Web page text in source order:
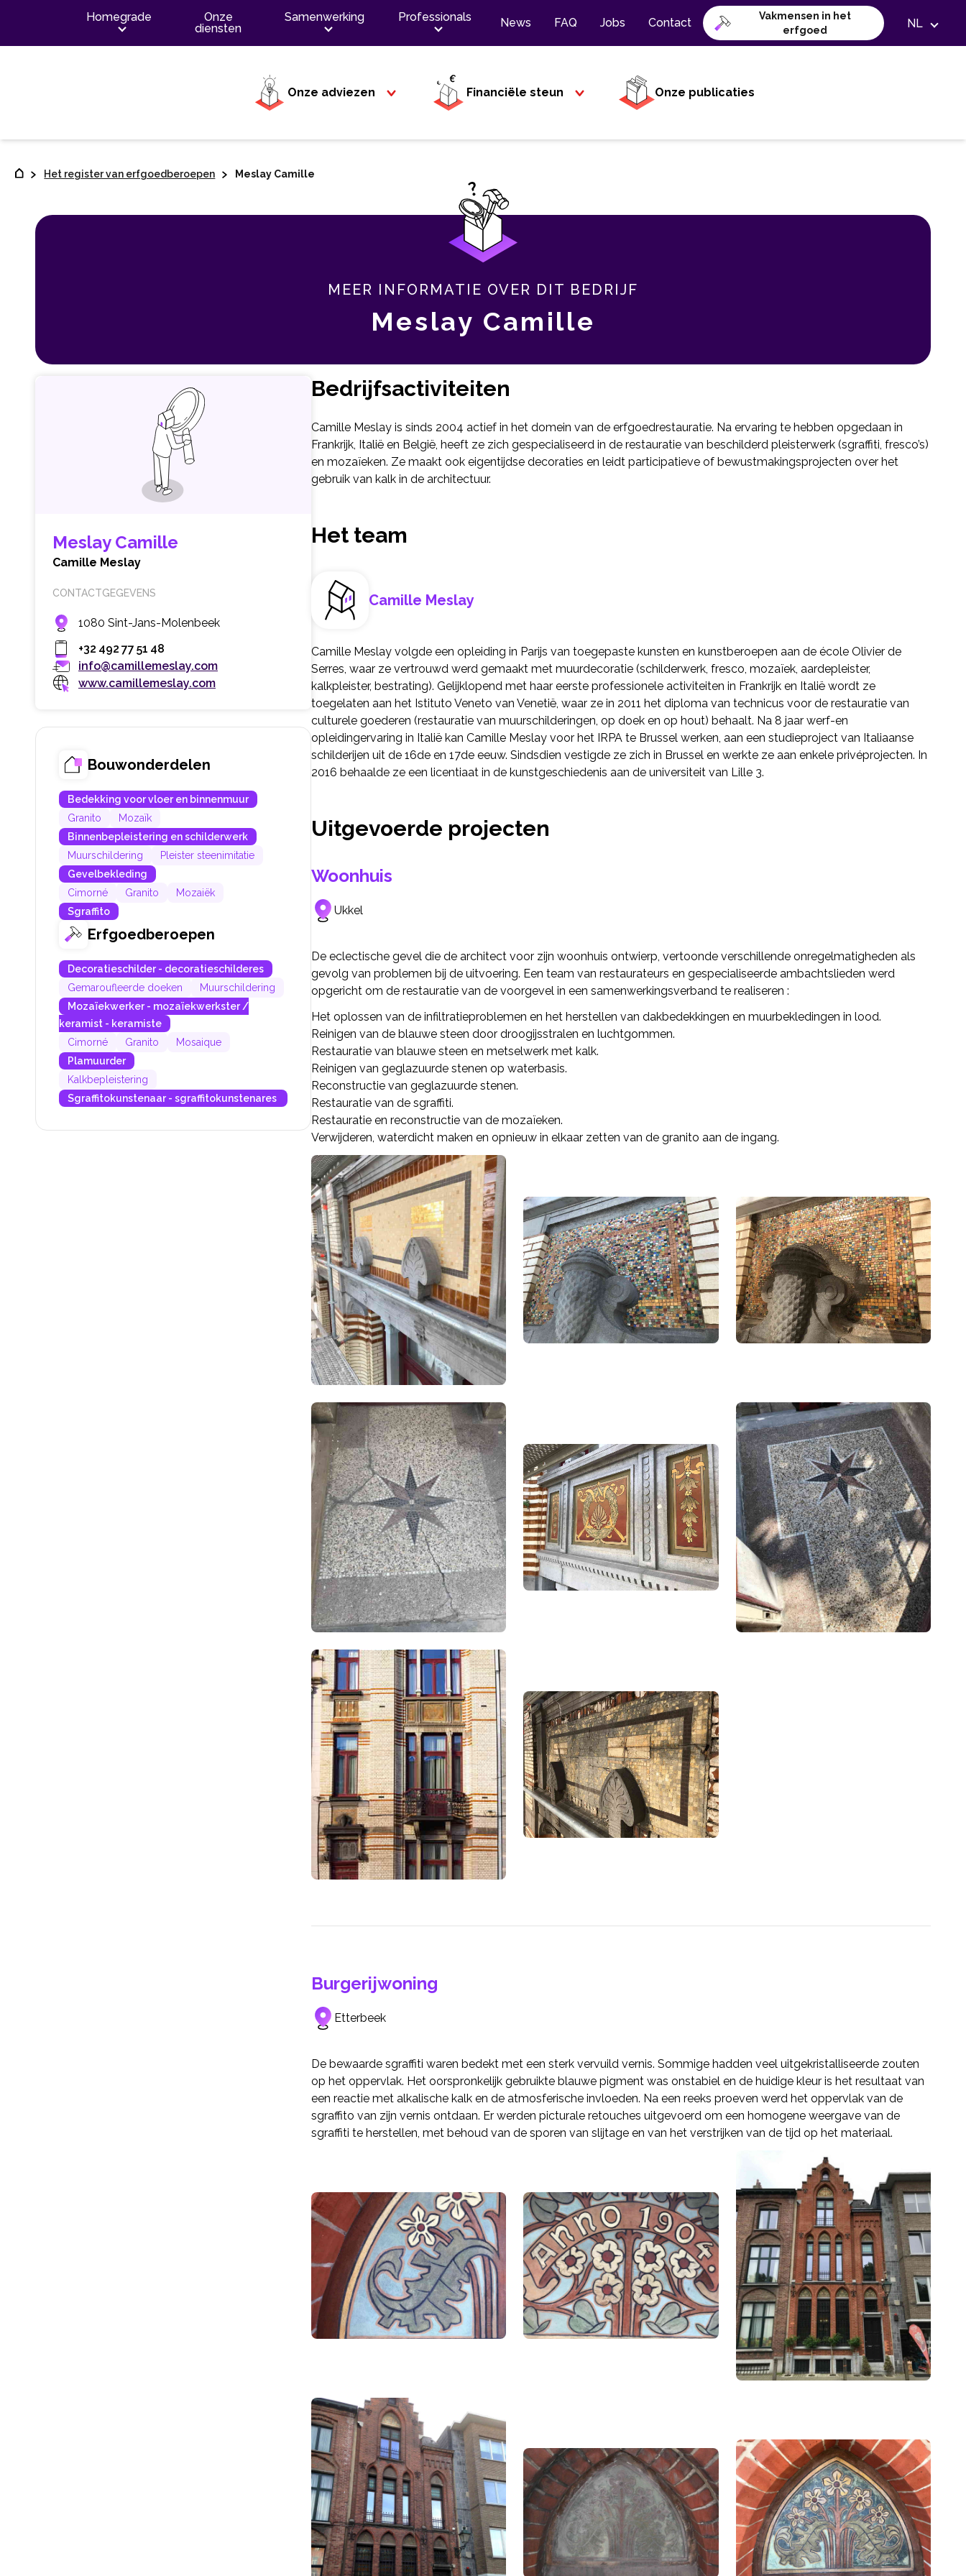
Homegrade
Onze
diensten
Samenwerking Professionals News FAQ Jobs Contact
Vakmensen in het
erfgoed
NL
Onze adviezen Financiële steun Onze publicaties
Het register van erfgoedberoepen Meslay Camille
MEER INFORMATIE OVER DIT BEDRIJF
Meslay Camille
Meslay Camille
Camille Meslay
CONTACTGEGEVENS
1080 Sint-Jans-Molenbeek
+32 492 77 51 48
info@camillemeslay.com
www.camillemeslay.com
Bouwonderdelen
Bedekking voor vloer en binnenmuur
Granito
Mozaïk
Binnenbepleistering en schilderwerk
Muurschildering
Pleister steenimitatie
Gevelbekleding
Cimorné
Granito
Mozaiëk
Sgraffito
Erfgoedberoepen
Decoratieschilder - decoratieschilderes
Gemaroufleerde doeken
Muurschildering
Mozaïekwerker - mozaïekwerkster /
keramist - keramiste
Cimorné
Granito
Mosaique
Plamuurder
Kalkbepleistering
Sgraffitokunstenaar - sgraffitokunstenares
Bedrijfsactiviteiten
Camille Meslay is sinds 2004 actief in het domein van de erfgoedrestauratie. Na ervaring te hebben opgedaan in
Frankrijk, Italië en België, heeft ze zich gespecialiseerd in de restauratie van beschilderd pleisterwerk (sgraffiti, fresco’s)
en mozaïeken. Ze maakt ook eigentijdse decoraties en leidt participatieve of bewustmakingsprojecten over het
gebruik van kalk in de architectuur.
Het team
Camille Meslay
Camille Meslay volgde een opleiding in Parijs van toegepaste kunsten en kunstberoepen aan de école Olivier de
Serres, waar ze vertrouwd werd gemaakt met muurdecoratie (schilderwerk, fresco, mozaïek, aardepleister,
kalkpleister, bestrating). Gelijklopend met haar eerste professionele activiteiten in Frankrijk en Italië wordt ze
toegelaten aan het Istituto Veneto van Venetië, waar ze in 2011 het diploma van technicus voor de restauratie van
culturele goederen (restauratie van muurschilderingen, op doek en op hout) behaalt. Na 8 jaar werf-en
opleidingervaring in Italië kan Camille Meslay voor het IRPA te Brussel werken, aan een studieproject van Italiaanse
schilderijen uit de 16de en 17de eeuw. Sindsdien vestigde ze zich in Brussel en werkte ze aan enkele privéprojecten. In
2016 behaalde ze een licentiaat in de kunstgeschiedenis aan de universiteit van Lille 3.
Uitgevoerde projecten
Woonhuis
Ukkel
De eclectische gevel die de architect voor zijn woonhuis ontwierp, vertoonde verschillende onregelmatigheden als
gevolg van problemen bij de uitvoering. Een team van restaurateurs en gespecialiseerde ambachtslieden werd
opgericht om de restauratie van de voorgevel in een samenwerkingsverband te realiseren :
Het oplossen van de infiltratieproblemen en het herstellen van dakbedekkingen en muurbekledingen in lood.
Reinigen van de blauwe steen door droogijsstralen en luchtgommen.
Restauratie van blauwe steen en metselwerk met kalk.
Reinigen van geglazuurde stenen op waterbasis.
Reconstructie van geglazuurde stenen.
Restauratie van de sgraffiti.
Restauratie en reconstructie van de mozaïeken.
Verwijderen, waterdicht maken en opnieuw in elkaar zetten van de granito aan de ingang.
Burgerijwoning
Etterbeek
De bewaarde sgraffiti waren bedekt met een sterk vervuild vernis. Sommige hadden veel uitgekristalliseerde zouten
op het oppervlak. Het oorspronkelijk gebruikte blauwe pigment was onstabiel en de huidige kleur is het resultaat van
een reactie met alkalische kalk en de atmosferische invloeden. Na een reeks proeven werd het oppervlak van de
sgraffito van zijn vernis ontdaan. Er werden picturale retouches uitgevoerd om een homogene weergave van de
sgraffiti te herstellen, met behoud van de sporen van slijtage en van het verstrijken van de tijd op het materiaal.